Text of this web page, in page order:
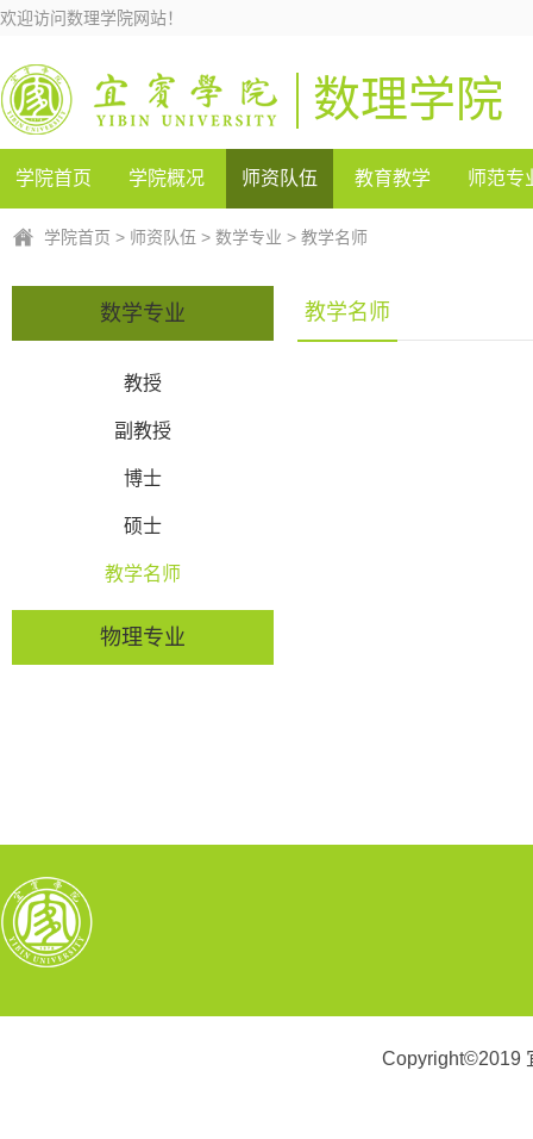
欢迎访问数理学院网站！
数理学院
学院首页 学院概况 师资队伍 教育教学 师范专
学院首页 > 师资队伍 > 数学专业 > 教学名师
数学专业
教授
副教授
博士
硕士
教学名师
物理专业
教学名师
Copyright©2019